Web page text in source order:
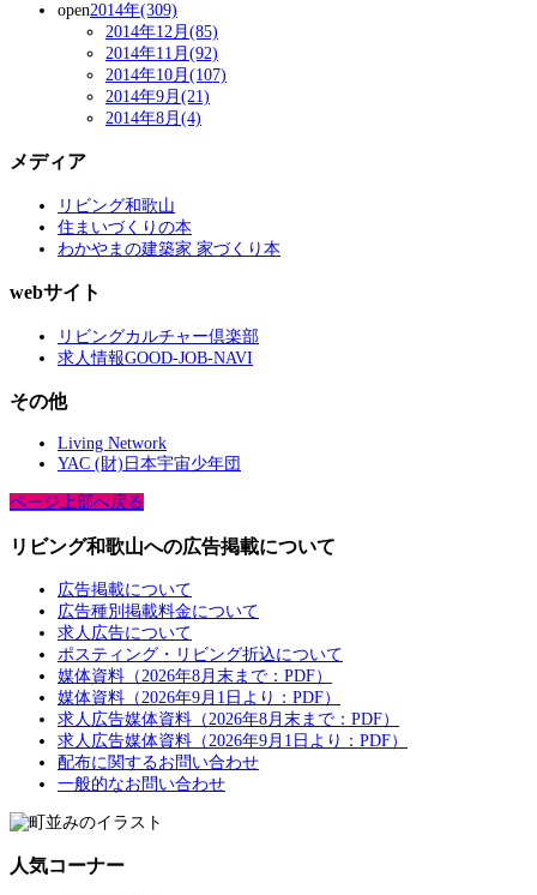
open2014年(309)
2014年12月(85)
2014年11月(92)
2014年10月(107)
2014年9月(21)
2014年8月(4)
メディア
リビング和歌山
住まいづくりの本
わかやまの建築家 家づくり本
webサイト
リビングカルチャー倶楽部
求人情報GOOD-JOB-NAVI
その他
Living Network
YAC (財)日本宇宙少年団
ページ上部へ戻る
リビング和歌山への広告掲載について
広告掲載について
広告種別掲載料金について
求人広告について
ポスティング・リビング折込について
媒体資料（2026年8月末まで：PDF）
媒体資料（2026年9月1日より：PDF）
求人広告媒体資料（2026年8月末まで：PDF）
求人広告媒体資料（2026年9月1日より：PDF）
配布に関するお問い合わせ
一般的なお問い合わせ
人気コーナー